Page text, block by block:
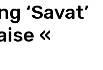
‘Savat’
«